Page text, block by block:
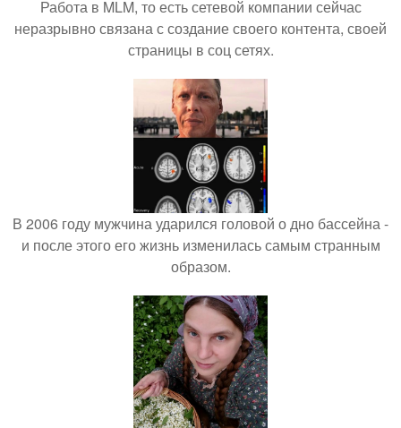
Работа в MLM, то есть сетевой компании сейчас
неразрывно связана с создание своего контента, своей
страницы в соц сетях.
В 2006 году мужчина ударился головой о дно бассейна -
и после этого его жизнь изменилась самым странным
образом.